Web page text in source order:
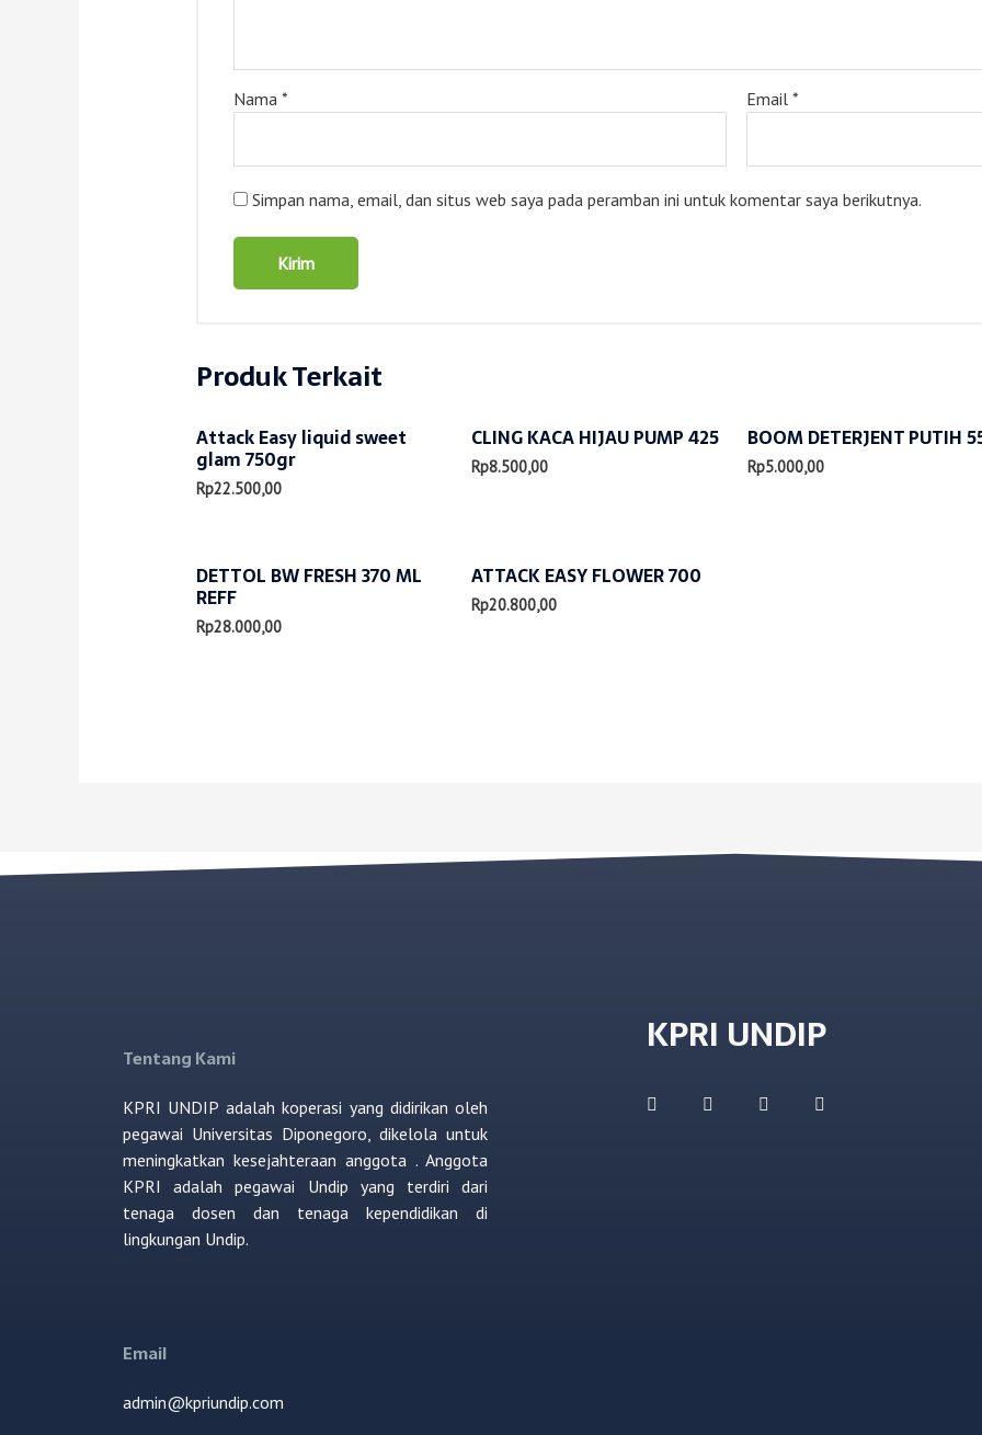
Nama * Email*
Simpan nama, email, dan situs web saya pada peramban ini untuk komentar saya berikutnya.
Produk Terkait
Attack Easy liquid sweet
glam 750gr
Rp22.500,00
CLING KACA HIJAU PUMP 425
Rp8.500,00
BOOM DETERJENT PUTIH
Rp5.000,00
DETTOL BW FRESH 370 ML
REFF
Rp28.000,00
ATTACK EASY FLOWER 700
Rp20.800,00
Tentang Kami
KPRI UNDIP adalah koperasi yang didirikan oleh
pegawai Universitas Diponegoro, dikelola untuk
meningkatkan kesejahteraan anggota . Anggota
KPRI adalah pegawai Undip yang terdiri dari
tenaga dosen dan tenaga kependidikan di
lingkungan Undip.
Email
admin@kpriundip.com
KPRI UNDIP